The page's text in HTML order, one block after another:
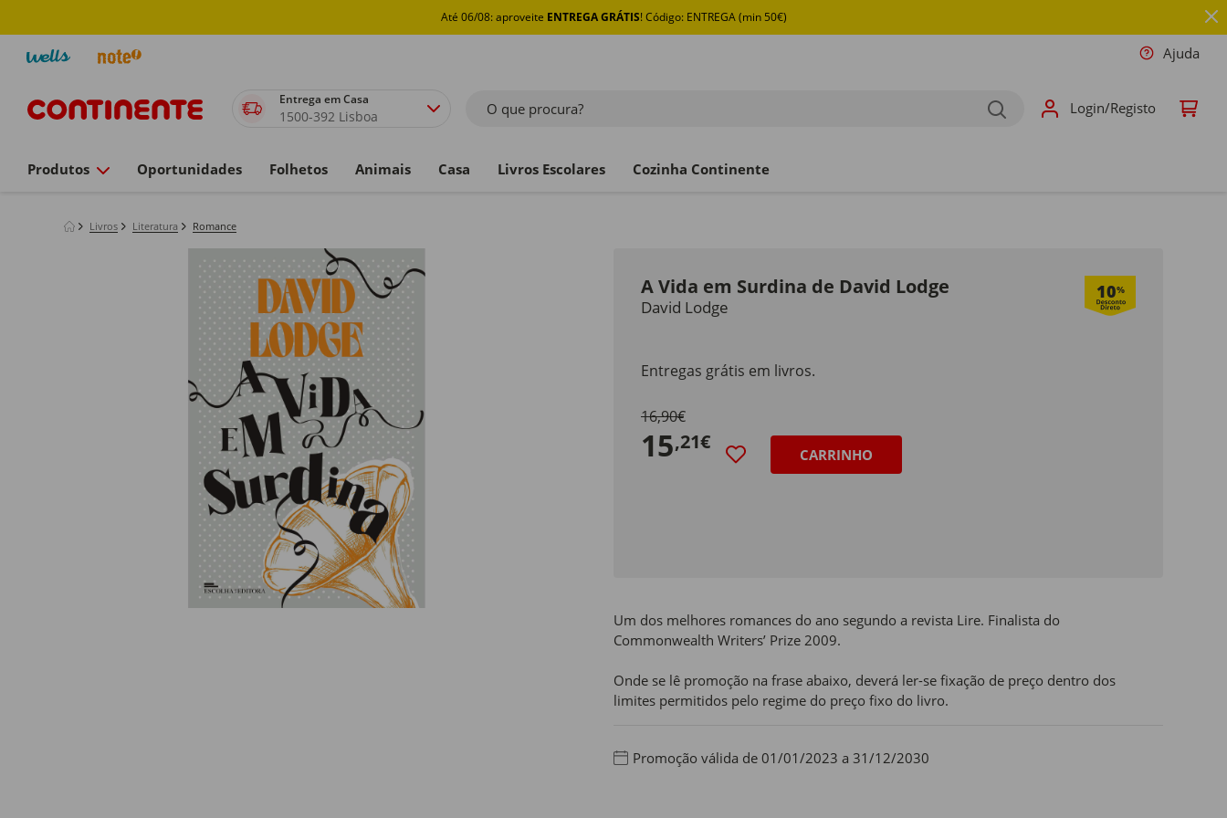
Até 06/08: aproveite ENTREGA GRÁTIS! Código: ENTREGA (min 50€)
Ajuda
Entrega em Casa
1500-392 Lisboa O que procura? Login/Registo
Produtos Oportunidades Folhetos Animais Casa Livros Escolares Cozinha Continente
Livros Literatura Romance
A Vida em Surdina de David Lodge 10%
David Lodge
Entregas grátis em livros.
16,90€
15,21€
CARRINHO
Um dos melhores romances do ano segundo a revista Lire. Finalista do
Commonwealth Writers’ Prize 2009.
Onde se lê promoção na frase abaixo, deverá ler-se fixação de preço dentro dos
limites permitidos pelo regime do preço fixo do livro.
Promoção válida de 01/01/2023 a 31/12/2030